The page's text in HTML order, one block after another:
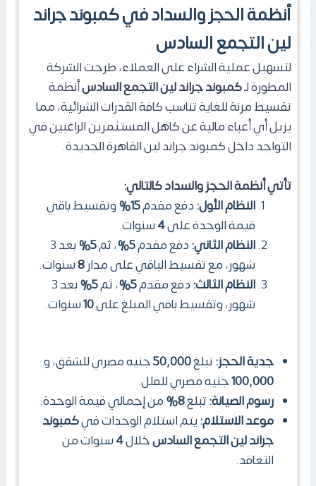
أنظمة الحجز والسداد في كمبوند جراند
لين التجمع السادس
لتسهيل عملية الشراء على العملاء، طرحت الشركة
المطورة لـكمبوند جراند لين التجمع السادسأنظمة
تقسيط مرنة للغاية تناسب كافة القدرات الشرائية، مما
يزيل أي أعباء مالية عن كاهل المستثمرين الراغبين في
التواجد داخل كمبوند جراند لين القاهرة الجديدة.
تأتي أنظمة الحجز والسداد كالتالي:
النظام الأول:دفع مقدم15%
وتقسيط باقي
قيمة الوحدة على4سنوات.
النظام الثاني:دفع مقدم5% ، ثم5%
بعد 3
شهور، مع تقسيط الباقي على مدار8سنوات.
النظام الثالث:دفع مقدم5% ، ثم5%
بعد 3
شهور، وتقسيط باقي المبلغ على10سنوات.
جدية الحجز:تبلغ50,000جنيه مصري للشقق، و
100,000جنيه مصري للفلل.
رسوم الصيانة:تبلغ8%
من إجمالي قيمة الوحدة.
موعد الاستلام:يتم استلام الوحدات فيكمبوند
جراند لين التجمع السادسخلال4سنوات من
التعاقد.